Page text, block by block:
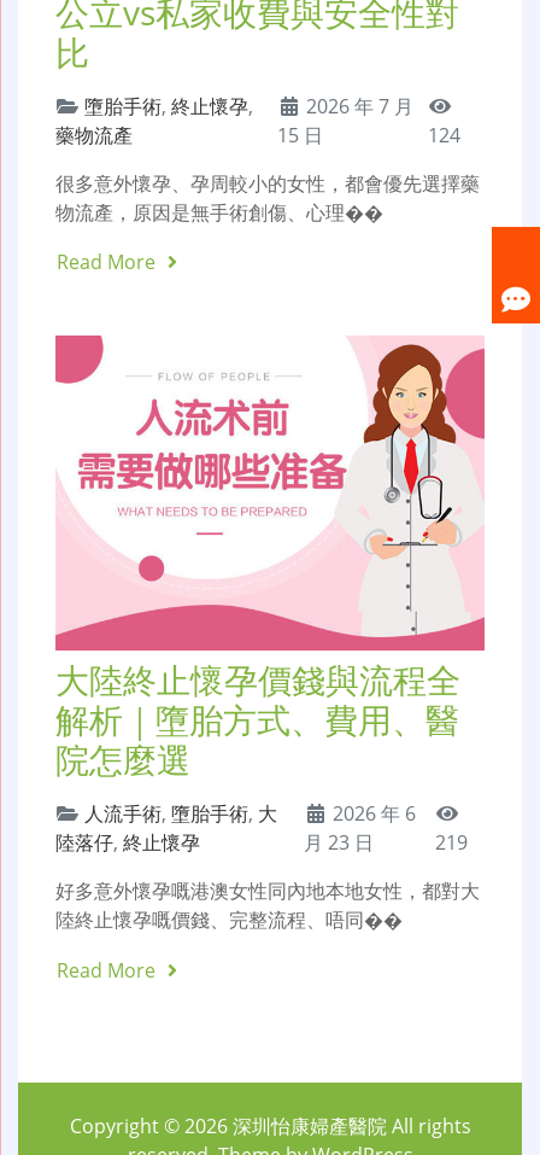
公立vs私家收費與安全性對
比
墮胎手術, 終止懷孕,
藥物流產
2026 年 7 月
15 日
124
很多意外懷孕、孕周較小的女性，都會優先選擇藥
物流產，原因是無手術創傷、心理��
Read More
大陸終止懷孕價錢與流程全
解析｜墮胎方式、費用、醫
院怎麼選
人流手術, 墮胎手術, 大
陸落仔, 終止懷孕
2026 年 6
月 23 日
219
好多意外懷孕嘅港澳女性同內地本地女性，都對大
陸終止懷孕嘅價錢、完整流程、唔同��
Read More
Copyright © 2026深圳怡康婦產醫院All rights